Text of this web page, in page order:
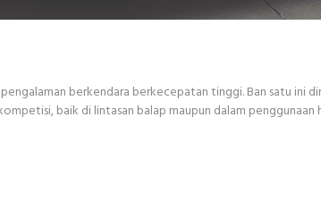
berkendara berkecepatan tinggi. Ban satu ini
baik di lintasan balap maupun dalam penggunaan